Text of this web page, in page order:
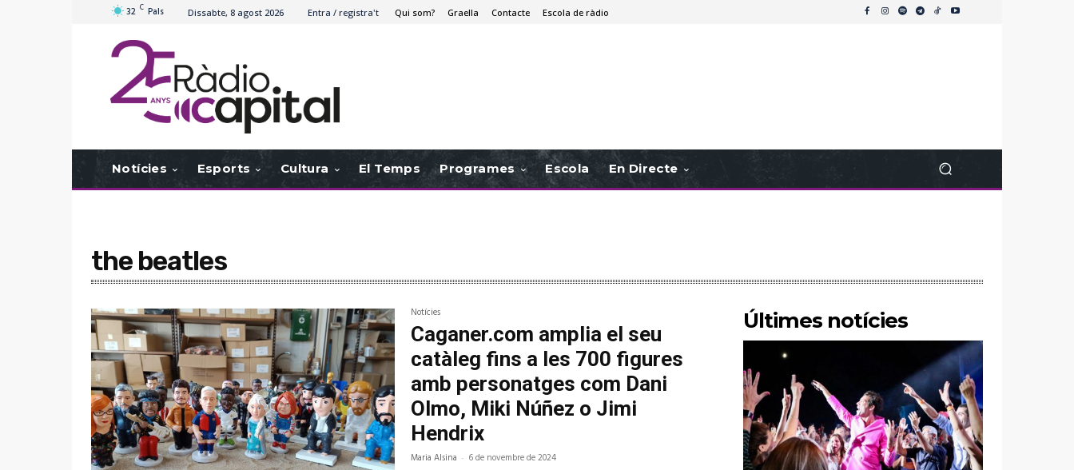
32 C Pals Dissabte, 8 agost 2026 Entra / registra't Qui som? Graella Contacte Escola de ràdio
Notícies Esports Cultura El Temps Programes Escola En Directe
the beatles
Notícies
Caganer.com amplia el seu
catàleg fins a les 700 figures
amb personatges com Dani
Olmo, Miki Núñez o Jimi
Hendrix
Maria Alsina - 6 de novembre de 2024
Últimes notícies